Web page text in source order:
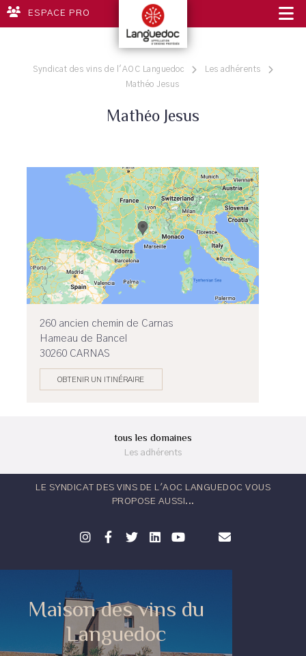
ESPACE PRO
Syndicat des vins de l'AOC Languedoc
Les adhérents
Mathéo Jesus
Mathéo Jesus
260 ancien chemin de Carnas
Hameau de Bancel
30260 CARNAS
OBTENIR UN ITINÉRAIRE
tous les domaines
Les adhérents
LE SYNDICAT DES VINS DE L'AOC LANGUEDOC VOUS
PROPOSE AUSSI...
Maison des vins du
Languedoc